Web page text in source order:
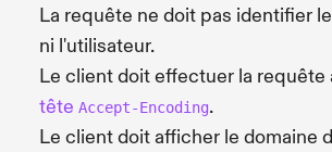
La requête ne doit pas identifier
ni l'utilisateur.
Le client doit effectuer la requête
tête Accept-Encoding.
Le client doit afficher le domaine